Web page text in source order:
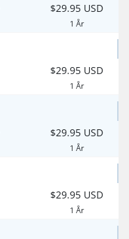
$29.95 USD
1 År
$29.95 USD
1 År
$29.95 USD
1 År
$29.95 USD
1 År